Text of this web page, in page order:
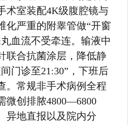
术室装配4K级腹腔镜与
化严重的附睾管做“开窗
血流不受牵连。输液中
联合抗菌涂层，降低静
门诊至21:30”，下班后
。常规非手术病例全程
微创排脓4800—6800
异地直报以及院内分